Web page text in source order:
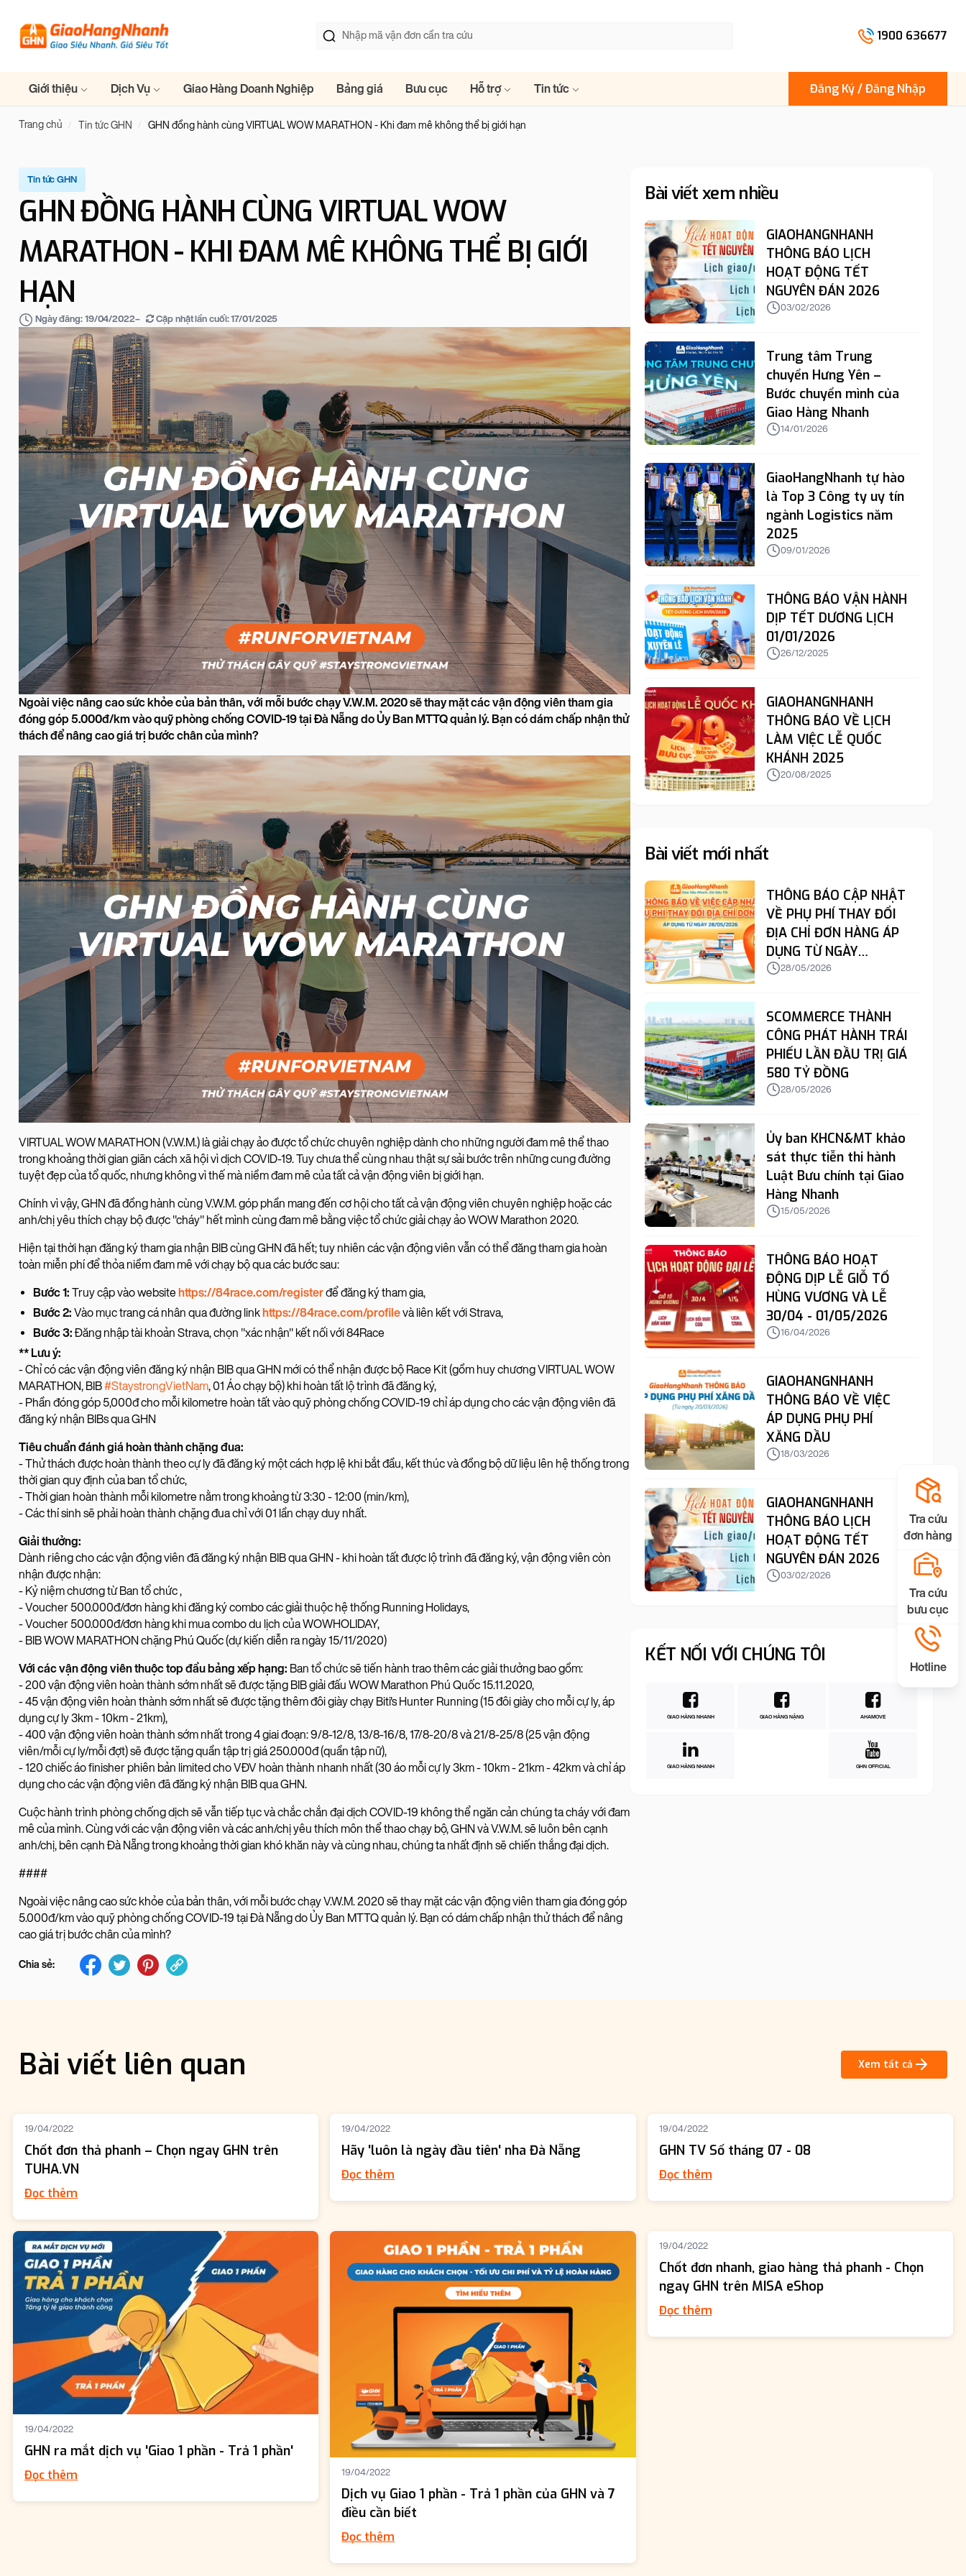
1900 636677
Giới thiệu Dịch Vụ Giao Hàng Doanh Nghiệp Bảng giá Bưu cục Hỗ trợ Tin tức Đăng Ký / Đăng Nhập
Trang chủ Tin tức GHN GHN đồng hành cùng VIRTUAL WOW MARATHON - Khi đam mê không thể bị giới hạn
Tin tức GHN
GHN ĐỒNG HÀNH CÙNG VIRTUAL WOW
MARATHON - KHI ĐAM MÊ KHÔNG THỂ BỊ GIỚI
HẠN
Ngày đăng: 19/04/2022– Cập nhật lần cuối:17/01/2025
Ngoài việc nâng cao sức khỏe của bản thân, với mỗi bước chạy V.W.M. 2020 sẽ thay mặt các vận động viên tham gia
đóng góp 5.000đ/km vào quỹ phòng chống COVID-19 tại Đà Nẵng do Ủy Ban MTTQ quản lý. Bạn có dám chấp nhận thử
thách để nâng cao giá trị bước chân của mình?
VIRTUAL WOW MARATHON (V.W.M.) là giải chạy ảo được tổ chức chuyên nghiệp dành cho những người đam mê thể thao
trong khoảng thời gian giãn cách xã hội vì dịch COVID-19. Tuy chưa thể cùng nhau thật sự sải bước trên những cung đường
tuyệt đẹp của tổ quốc, nhưng không vì thế mà niềm đam mê của tất cả vận động viên bị giới hạn.
Chính vì vậy, GHN đã đồng hành cùng V.W.M. góp phần mang đến cơ hội cho tất cả vận động viên chuyên nghiệp hoặc các
anh/chị yêu thích chạy bộ được "cháy" hết mình cùng đam mê bằng việc tổ chức giải chạy ảo WOW Marathon 2020.
Hiện tại thời hạn đăng ký tham gia nhận BIB cùng GHN đã hết; tuy nhiên các vận động viên vẫn có thể đăng tham gia hoàn
toàn miễn phí để thỏa niềm đam mê với chạy bộ qua các bước sau:
Bước 1: Truy cập vào websitehttps://84race.com/registerđể đăng ký tham gia,
Bước 2: Vào mục trang cá nhân qua đường linkhttps://84race.com/profilevà liên kết với Strava,
Bước 3:Đăng nhập tài khoản Strava, chọn "xác nhận" kết nối với 84Race
** Lưu ý:
- Chỉ có các vận động viên đăng ký nhận BIB qua GHN mới có thể nhận được bộ Race Kit (gồm huy chương VIRTUAL WOW
MARATHON, BIB#StaystrongVietNam, 01 Áo chạy bộ) khi hoàn tất lộ trình đã đăng ký,
- Phần đóng góp 5,000đ cho mỗi kilometre hoàn tất vào quỹ phòng chống COVID-19 chỉ áp dụng cho các vận động viên đã
đăng ký nhận BIBs qua GHN
Tiêu chuẩn đánh giá hoàn thành chặng đua:
- Thử thách được hoàn thành theo cự ly đã đăng ký một cách hợp lệ khi bắt đầu, kết thúc và đồng bộ dữ liệu lên hệ thống trong
thời gian quy định của ban tổ chức,
- Thời gian hoàn thành mỗi kilometre nằm trong khoảng từ 3:30 - 12:00 (min/km),
- Các thí sinh sẽ phải hoàn thành chặng đua chỉ với 01 lần chạy duy nhất.
Giải thưởng:
Dành riêng cho các vận động viên đã đăng ký nhận BIB qua GHN - khi hoàn tất được lộ trình đã đăng ký, vận động viên còn
nhận được nhận:
- Kỷ niệm chương từ Ban tổ chức ,
- Voucher 500.000đ/đơn hàng khi đăng ký combo các giải thuộc hệ thống Running Holidays,
- Voucher 500.000đ/đơn hàng khi mua combo du lịch của WOWHOLIDAY,
- BIB WOW MARATHON chặng Phú Quốc(dự kiến diễn ra ngày 15/11/2020)
Với các vận động viên thuộc top đầu bảng xếp hạng: Ban tổ chức sẽ tiến hành trao thêm các giải thưởng bao gồm:
- 200 vận động viên hoàn thành sớm nhất sẽ được tặng BIB giải đấu WOW Marathon Phú Quốc 15.11.2020,
- 45 vận động viên hoàn thành sớm nhất sẽ được tặng thêm đôi giày chạy Biti's Hunter Running (15 đôi giày cho mỗi cự ly, áp
dụng cự ly 3km - 10km - 21km),
- 400 vận động viên hoàn thành sớm nhất trong 4 giai đoạn: 9/8-12/8, 13/8-16/8, 17/8-20/8 và 21/8-25/8 (25 vận động
viên/mỗi cự ly/mỗi đợt) sẽ được tặng quần tập trị giá 250.000đ (quần tập nữ),
- 120 chiếc áo finisher phiên bản limited cho VĐV hoàn thành nhanh nhất (30 áo mỗi cự ly 3km - 10km - 21km - 42km và chỉ áp
dụng cho các vận động viên đã đăng ký nhận BIB qua GHN.
Cuộc hành trình phòng chống dịch sẽ vẫn tiếp tục và chắc chắn đại dịch COVID-19 không thể ngăn cản chúng ta cháy với đam
mê của mình. Cùng với các vận động viên và các anh/chị yêu thích môn thể thao chạy bộ, GHN và V.W.M. sẽ luôn bên cạnh
anh/chị, bên cạnh Đà Nẵng trong khoảng thời gian khó khăn này và cùng nhau, chúng ta nhất định sẽ chiến thắng đại dịch.
####
Ngoài việc nâng cao sức khỏe của bản thân, với mỗi bước chạy V.W.M. 2020 sẽ thay mặt các vận động viên tham gia đóng góp
5.000đ/km vào quỹ phòng chống COVID-19 tại Đà Nẵng do Ủy Ban MTTQ quản lý. Bạn có dám chấp nhận thử thách để nâng
cao giá trị bước chân của mình?
Chia sẻ:
Bài viết xem nhiều
GIAOHANGNHANH
THÔNG BÁO LỊCH
HOẠT ĐỘNG TẾT
NGUYÊN ĐÁN 2026
03/02/2026
Trung tâm Trung
chuyển Hưng Yên –
Bước chuyển mình của
Giao Hàng Nhanh
14/01/2026
GiaoHangNhanh tự hào
là Top 3 Công ty uy tín
ngành Logistics năm
2025
09/01/2026
THÔNG BÁO VẬN HÀNH
DỊP TẾT DƯƠNG LỊCH
01/01/2026
26/12/2025
GIAOHANGNHANH
THÔNG BÁO VỀ LỊCH
LÀM VIỆC LỄ QUỐC
KHÁNH 2025
20/08/2025
Bài viết mới nhất
THÔNG BÁO CẬP NHẬT
VỀ PHỤ PHÍ THAY ĐỔI
ĐỊA CHỈ ĐƠN HÀNG ÁP
DỤNG TỪ NGÀY
28/05/2026
28/05/2026
SCOMMERCE THÀNH
CÔNG PHÁT HÀNH TRÁI
PHIẾU LẦN ĐẦU TRỊ GIÁ
580 TỶ ĐỒNG
28/05/2026
Ủy ban KHCN&MT khảo
sát thực tiễn thi hành
Luật Bưu chính tại Giao
Hàng Nhanh
15/05/2026
THÔNG BÁO HOẠT
ĐỘNG DỊP LỄ GIỖ TỔ
HÙNG VƯƠNG VÀ LỄ
30/04 - 01/05/2026
16/04/2026
GIAOHANGNHANH
THÔNG BÁO VỀ VIỆC
ÁP DỤNG PHỤ PHÍ
XĂNG DẦU
18/03/2026
GIAOHANGNHANH
THÔNG BÁO LỊCH
HOẠT ĐỘNG TẾT
NGUYÊN ĐÁN 2026
03/02/2026
KẾT NỐI VỚI CHÚNG TÔI
GIAO HÀNG NHANH GIAO HÀNG NẶNG AHAMOVE
GIAO HÀNG NHANH GHN OFFICIAL
Bài viết liên quan Xem tất cả
19/04/2022
Chốt đơn thả phanh – Chọn ngay GHN trên
TUHA.VN
Đọc thêm
19/04/2022
Hãy 'luôn là ngày đầu tiên' nha Đà Nẵng
Đọc thêm
19/04/2022
GHN TV Số tháng 07 - 08
Đọc thêm
19/04/2022
GHN ra mắt dịch vụ 'Giao 1 phần - Trả 1 phần'
Đọc thêm 19/04/2022
Dịch vụ Giao 1 phần - Trả 1 phần của GHN và 7
điều cần biết
Đọc thêm
19/04/2022
Chốt đơn nhanh, giao hàng thả phanh - Chọn
ngay GHN trên MISA eShop
Đọc thêm
Tra cứu
đơn hàng
Tra cứu
bưu cục
Hotline